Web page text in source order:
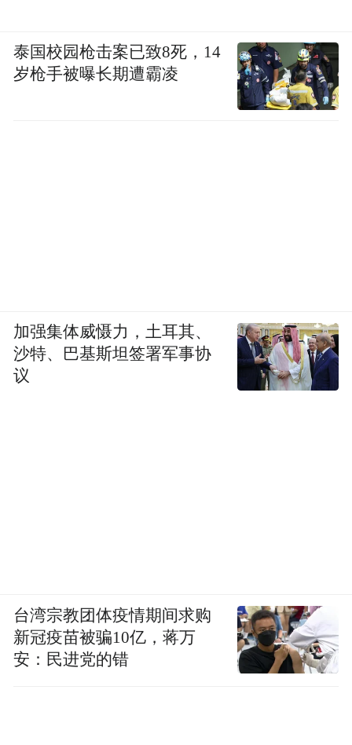
泰国校园枪击案已致8死，14
岁枪手被曝长期遭霸凌
加强集体威慑力，土耳其、
沙特、巴基斯坦签署军事协
议
台湾宗教团体疫情期间求购
新冠疫苗被骗10亿，蒋万
安：民进党的错